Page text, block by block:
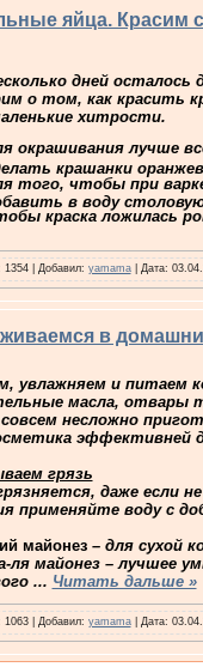
яйца. Красим
дней
о том, как красить
хитрости.
окрашивания лучше
крашанки
того, чтобы при
в воду
краска ложилась
1354 | Добавил: yamama| Дата:
в
увлажняем и питаем
масла, отвары
несложно
эффективней
грязь
даже если
применяйте воду с
майонез– для сухой
ля майонез – лучшее
... Читать дальше »
1063 | Добавил: yamama| Дата: